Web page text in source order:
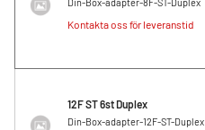
Kontakta oss för leveranstid
12F ST 6st Duplex
Din-Box-adapter-12F-ST-Duplex